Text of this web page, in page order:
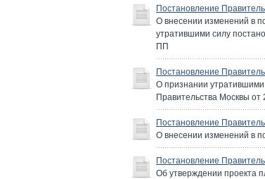
Постановление
О внесении изменений в
утратившими силу
ПП
Постановление
О признании
Правительства Москвы
Постановление
О внесении изменений в
Постановление
Об утверждении проекта